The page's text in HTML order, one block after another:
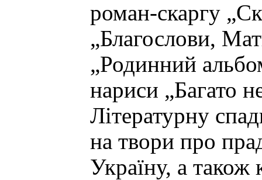
роман-скаргу
„Благослови,
„Родинний
нариси „Багато
Літературну
на твори про
Україну, а також